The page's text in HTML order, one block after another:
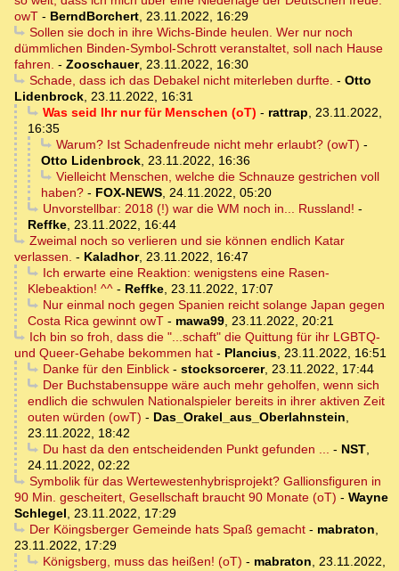
owT - BerndBorchert, 23.11.2022, 16:29
Sollen sie doch in ihre Wichs-Binde heulen. Wer nur noch
dümmlichen Binden-Symbol-Schrott veranstaltet, soll nach Hause
fahren. - Zooschauer, 23.11.2022, 16:30
Schade, dass ich das Debakel nicht miterleben durfte. - Otto
Lidenbrock, 23.11.2022, 16:31
Was seid Ihr nur für Menschen (oT) - rattrap, 23.11.2022,
16:35
Warum? Ist Schadenfreude nicht mehr erlaubt? (owT) -
Otto Lidenbrock, 23.11.2022, 16:36
Vielleicht Menschen, welche die Schnauze gestrichen voll
haben? - FOX-NEWS, 24.11.2022, 05:20
Unvorstellbar: 2018 (!) war die WM noch in... Russland! -
Reffke, 23.11.2022, 16:44
Zweimal noch so verlieren und sie können endlich Katar
verlassen. - Kaladhor, 23.11.2022, 16:47
Ich erwarte eine Reaktion: wenigstens eine Rasen-
Klebeaktion! ^^ - Reffke, 23.11.2022, 17:07
Nur einmal noch gegen Spanien reicht solange Japan gegen
Costa Rica gewinnt owT - mawa99, 23.11.2022, 20:21
Ich bin so froh, dass die "...schaft" die Quittung für ihr LGBTQ-
und Queer-Gehabe bekommen hat - Plancius, 23.11.2022, 16:51
Danke für den Einblick- stocksorcerer, 23.11.2022, 17:44
Der Buchstabensuppe wäre auch mehr geholfen, wenn sich
endlich die schwulen Nationalspieler bereits in ihrer aktiven Zeit
outen würden (owT) - Das_Orakel_aus_Oberlahnstein,
23.11.2022, 18:42
Du hast da den entscheidenden Punkt gefunden ... - NST,
24.11.2022, 02:22
Symbolik für das Wertewestenhybrisprojekt? Gallionsfiguren in
90 Min. gescheitert, Gesellschaft braucht 90 Monate (oT) - Wayne
Schlegel, 23.11.2022, 17:29
Der Köingsberger Gemeinde hats Spaß gemacht- mabraton,
23.11.2022, 17:29
Königsberg, muss das heißen! (oT) - mabraton, 23.11.2022,